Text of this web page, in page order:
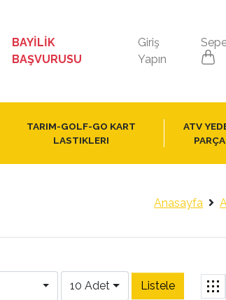
BAYİLİK
BAŞVURUSU
Giriş
Yapın
TARIM-GOLF-GO KART
LASTIKLERI
ATV
PARÇA
Anasayfa
10 Adet